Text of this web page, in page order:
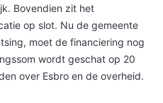
Bovendien zit het
op slot. Nu de gemeente
moet de financiering nog
wordt geschat op 20
over Esbro en de overheid.